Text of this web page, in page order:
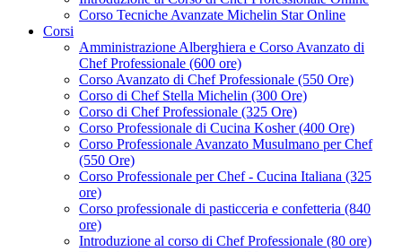
Corso Tecniche Avanzate Michelin Star Online
Corsi
Amministrazione Alberghiera e Corso Avanzato di
Chef Professionale (600 ore)
Corso Avanzato di Chef Professionale (550 Ore)
Corso di Chef Stella Michelin (300 Ore)
Corso di Chef Professionale (325 Ore)
Corso Professionale di Cucina Kosher (400 Ore)
Corso Professionale Avanzato Musulmano per Chef
(550 Ore)
Corso Professionale per Chef - Cucina Italiana (325
ore)
Corso professionale di pasticceria e confetteria (840
ore)
Introduzione al corso di Chef Professionale (80 ore)